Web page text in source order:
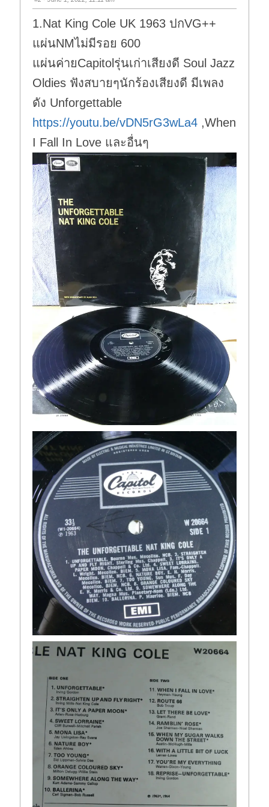
d
o
n
.
u
p
1.Nat King Cole UK 1963 ปกVG++
แผ่นNMไม่มีรอย 600
แผ่นค่ายCapitolรุ่นเก่าเสียงดี Soul Jazz
Oldies ฟังสบายๆนักร้องเสียงดี มีเพลง
ดัง Unforgettable
https://youtu.be/vDN5rG3wLa4 ,When
I Fall In Love และอื่นๆ